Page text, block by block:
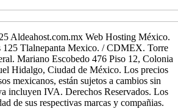
Aldeahost.com.mx Web Hosting México.
Tlalnepanta Mexico. / CDMEX. Torre
Mariano Escobedo 476 Piso 12, Colonia
Hidalgo, Ciudad de México. Los precios
mexicanos, están sujetos a cambios sin
incluyen IVA. Derechos Reservados. Los
de sus respectivas marcas y compañias.